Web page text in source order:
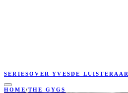
SERIESOVER YVESDE LUISTERAAR
HOME/THE GYGS